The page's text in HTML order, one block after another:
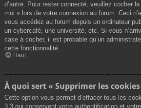
d’autre. Pour rester connecté, veuillez cocher
moi » lors de votre connexion au forum. Ceci
vous accédez au forum depuis un ordinateur
un cybercafé, une université, etc. Si vous
case à cocher, il est probable qu’un
cette fonctionnalité.
Haut
À quoi sert « Supprimer les cookies
Cette option vous permet d’effacer tous les
3.3 qui conservent votre authentification et